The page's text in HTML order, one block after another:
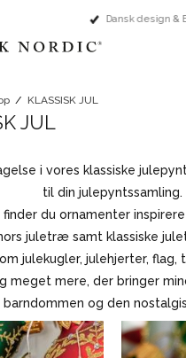
Dansk design & Europæisk
/ KLASSISK JUL
JUL
i vores klassiske
til din julepyntssamling.
finder du ornamenter
juletræ samt klassiske
julekugler, julehjerter, flag,
meget mere, der bringer
barndommen og den